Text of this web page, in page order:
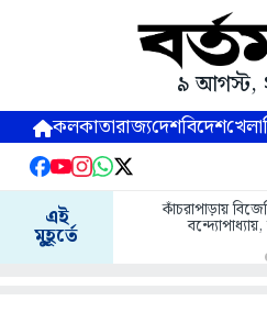
৯ আগস্ট,
কলকাতারাজ্যদেশবিদেশখেলা
এই
মুহূর্তে
কাঁচরাপাড়ায়